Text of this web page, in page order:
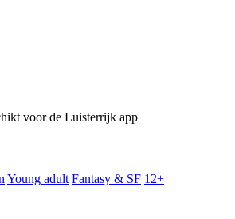
voor de Luisterrijk app
Young adult Fantasy & SF 12+